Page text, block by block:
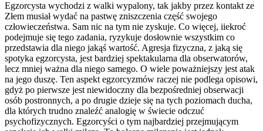
Egzorcysta wychodzi z walki wypalony, tak jakby przez kontakt ze
Złem musiał wydać na pastwę zniszczenia część swojego
człowieczeństwa. Sam nic na tym nie zyskuje. Co więcej, iiekroć
podejmuje się tego zadania, ryzykuje dosłownie wszystkim co
przedstawia dla niego jakąś wartość. Agresja fizyczna, z jaką się
spotyka egzorcysta, jest bardziej spektakularna dla obserwatorów,
lecz mniej ważna dla niego samego. O wiele poważniejszy jest atak
na jego duszę. Ten aspekt egzorcyzmów raczej nie podlega opisowi,
gdyż po pierwsze jest niewidoczny dla bezpośredniej obserwacji
osób postronnych, a po drugie dzieje się na tych poziomach ducha,
dla których trudno znaleźć analogię w świecie odczuć
psychofizycznych. Egzorcyści o tym najbardziej przejmującym